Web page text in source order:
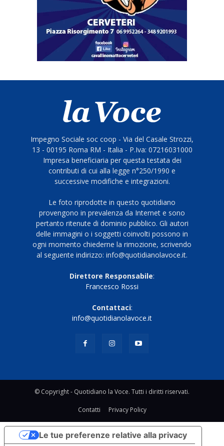
Impegno Sociale soc coop - Via del Casale Strozzi,
13 - 00195 Roma RM - Italia - P.Iva: 07216031000
Impresa beneficiaria per questa testata dei
contributi di cui alla legge n°250/1990 e
successive modifiche e integrazioni.
Le foto riprodotte in questo quotidiano
provengono in prevalenza da Internet e sono
pertanto ritenute di dominio pubblico. Gli autori
delle immagini o i soggetti coinvolti possono in
ogni momento chiederne la rimozione, scrivendo
al seguente indirizzo: info@quotidianolavoce.it.
Direttore Responsabile:
Francesco Rossi
Contattaci:
info@quotidianolavoce.it
© Copyright - Quotidiano la Voce. Tutti i diritti riservati.
Contatti Privacy Policy
Le tue preferenze relative alla privacy